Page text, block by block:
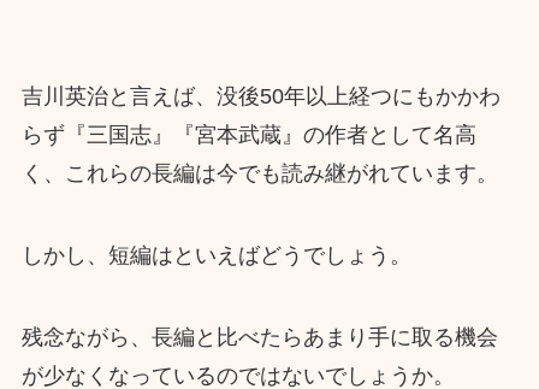
吉川英治と言えば、没後50年以上経つにもかかわ
らず『三国志』『宮本武蔵』の作者として名高
く、これらの長編は今でも読み継がれています。
しかし、短編はといえばどうでしょう。
残念ながら、長編と比べたらあまり手に取る機会
が少なくなっているのではないでしょうか。